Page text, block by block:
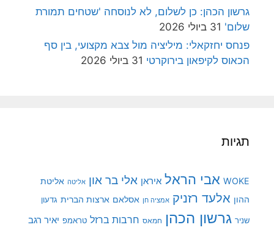
גרשון הכהן: כן לשלום, לא לנוסחה 'שטחים תמורת
שלום' 31 ביולי 2026
פנחס יחזקאלי: מיליציה מול צבא מקצועי, בין סף
הכאוס לקיפאון בירוקרטי 31 ביולי 2026
תגיות
WOKE אבי הראל איראן אלי בר און אליטה אליטת
ההון אלעד רזניק אמציה חן אסלאם ארצות הברית גדעון
שניר גרשון הכהן חמאס חרבות ברזל טראמפ יאיר רגב